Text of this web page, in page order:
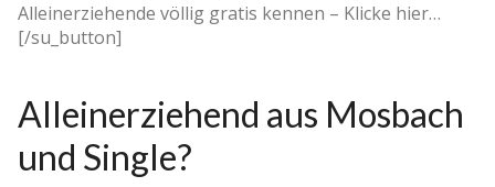
Alleinerziehende völlig gratis kennen – Klicke hier…
[/su_button]
Alleinerziehend aus Mosbach
und Single?